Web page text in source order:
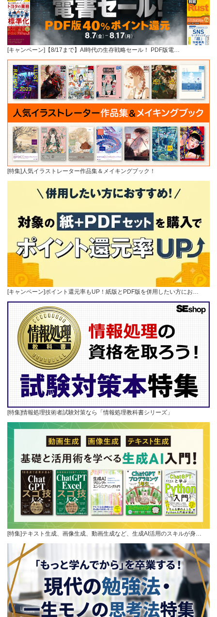
[キャンペーン]【8/17まで】AI時代の生存戦略セール！ PDF版電…
[特集]人気イラストレーター作品集＆メイキングブック！
[キャンペーン]ポイント還元率もUP！紙版とPDF版を併用したい方にお…
[特集]情報処理技術者試験対策なら「情報処理教科書シリーズ」
[特集]テキスト生成、画像生成、動画生成など、生成AI活用のスキルが身…